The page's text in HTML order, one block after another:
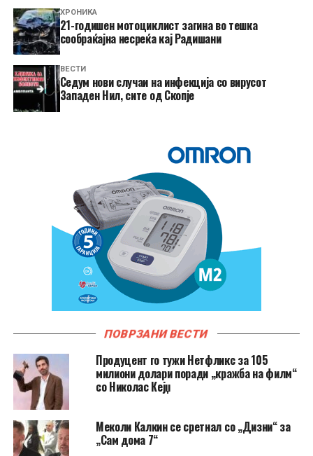
ХРОНИКА
21-годишен мотоциклист загина во тешка
сообраќајна несреќа кај Радишани
ВЕСТИ
Седум нови случаи на инфекција со вирусот
Западен Нил, сите од Скопје
ПОВРЗАНИ ВЕСТИ
Продуцент го тужи Нетфликс за 105
милиони долари поради „кражба на филм“
со Николас Кејџ
Меколи Калкин се сретнал со „Дизни“ за
„Сам дома 7“